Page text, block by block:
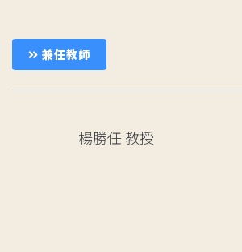
兼任教師
楊勝任教授